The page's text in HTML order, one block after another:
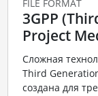
FILE FORMAT
3GPP
Project
Сложная
Third
создана для